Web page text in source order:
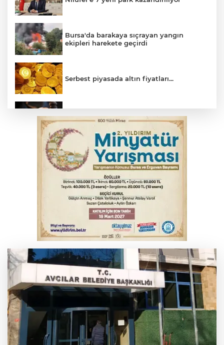
Bursa'da barakaya sıçrayan yangın
ekipleri harekete geçirdi
Serbest piyasada altın fiyatları...
Yargıtay’dan primle çalışanlara müjde
Bursa’da bugün hava nasıl olacak?
Osmangazi’de iş arayanlara destek
TOFAŞ Basketbol'da sağlık kontrolleri
başladı